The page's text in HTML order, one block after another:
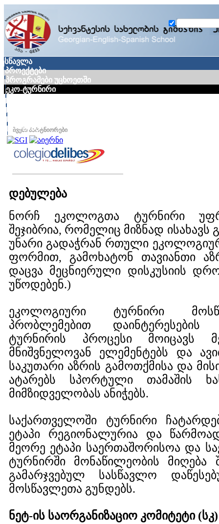
სწავლა
პროექტები
პროგრამები უცხოეთში
ეკო-ტურნირი
კონტაქტი
ჩვენი პარტნიორები
დებულება
ნორჩ ეკოლოგთა ტურნირი
შეჯიბრია, რომელიც მიზნად
უნარი გადაჭრან რთული
ფორმით, გამოხატონ თავიანთი
დაცვა მეცნიერული დისკუსიის
უწოდებენ.)
ეკოლოგიური ტურნირი
პრობლემებით დაინტერესების
ტურნირის პროცესი მოიცავს
მნიშვნელოვან ელემენტებს და
საკუთარი აზრის გამოთქმისა და
ატარებს სპორტული თამაშის
მიმზიდველობას ანიჭებს.
საქართველოში ტურნირი
ეტაპი რეგიონალურია და
მეორე ეტაპი საერთაშორისოა და
ტურნირში მონაწილეობის მიღება
გამარჯვებულ სასწავლო
მოსწავლეთა გუნდებს.
ნეტ-ის საორგანიზაციო კომიტეტი (სკ)